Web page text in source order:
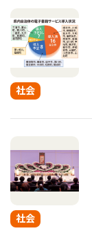
社会
社会